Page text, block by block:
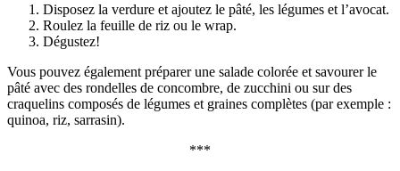
Disposez la verdure et ajoutez le pâté, les légumes et l’avocat.
Roulez la feuille de riz ou le wrap.
Dégustez!
Vous pouvez également préparer une salade colorée et savourer le
pâté avec des rondelles de concombre, de zucchini ou sur des
craquelins composés de légumes et graines complètes (par exemple :
quinoa, riz, sarrasin).
***